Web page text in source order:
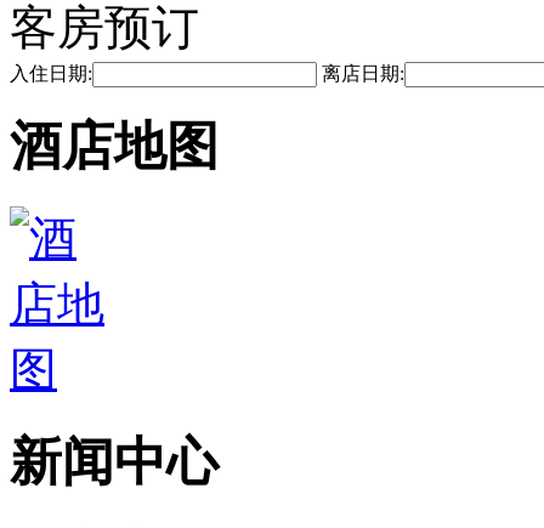
客房预订
入住日期: 离店日期:
酒店地图
新闻中心